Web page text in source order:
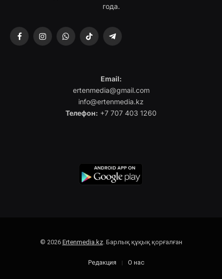
года.
FacebookInstagramWhatsAppTikTok Telegram
Email:
ertenmedia@gmail.com
info@ertenmedia.kz
Телефон: +7 707 403 1260
© 2026 Ertenmedia.kz. Барлық құқық қорғалған
Редакция О нас